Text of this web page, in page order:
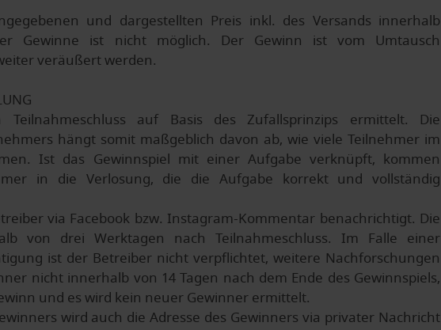
und dargestellten Preis inkl. des Versands innerhalb
Gewinne ist nicht möglich. Der Gewinn ist vom Umtausch
veräußert werden.
auf Basis des Zufallsprinzips ermittelt. Die
hängt somit maßgeblich davon ab, wie viele Teilnehmer im
Ist das Gewinnspiel mit einer Aufgabe verknüpft, kommen
in die Verlosung, die die Aufgabe korrekt und vollständig
via Facebook bzw. Instagram-Kommentar benachrichtigt. Die
von drei Werktagen nach Teilnahmeschluss. Im Falle einer
ist der Betreiber nicht verpflichtet, weitere Nachforschungen
nicht innerhalb von 14 Tagen nach dem Ende des Gewinnspiels,
und es wird kein neuer Gewinner ermittelt.
wird auch die Adresse des Gewinners via privater Nachricht